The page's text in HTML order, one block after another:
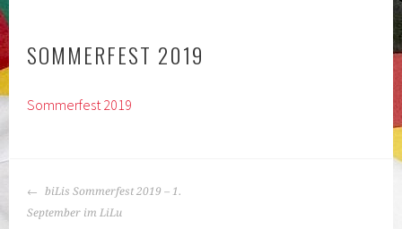
SOMMERFEST 2019
Sommerfest 2019
BEITRAGS-
NAVIGATION
biLis Sommerfest 2019 – 1.
September im LiLu